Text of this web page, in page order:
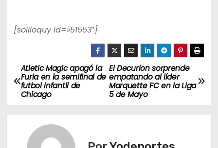
[soliloquy id=»51553″]
N
a
v
El Decurion sorprende
empatando al líder
Marquette FC en la Liga
5 de Mayo
Atletic Magic apagó la
Furia en la semifinal de
futbol infantil de
Chicago